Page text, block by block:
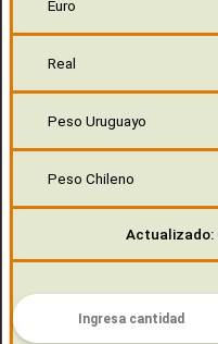
Euro
Real
Peso Uruguayo
Peso Chileno
Actualizado: